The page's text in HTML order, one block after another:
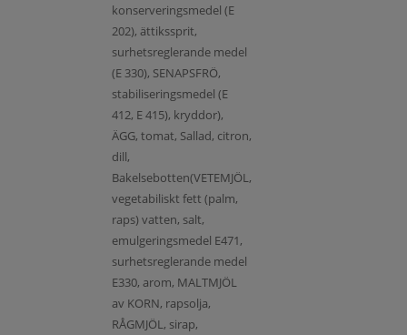
konserveringsmedel (E
202), ättikssprit,
surhetsreglerande medel
(E 330), SENAPSFRÖ,
stabiliseringsmedel (E
412, E 415), kryddor),
ÄGG, tomat, Sallad, citron,
dill,
Bakelsebotten(VETEMJÖL,
vegetabiliskt fett (palm,
raps) vatten, salt,
emulgeringsmedel E471,
surhetsreglerande medel
E330, arom, MALTMJÖL
av KORN, rapsolja,
RÅGMJÖL, sirap,